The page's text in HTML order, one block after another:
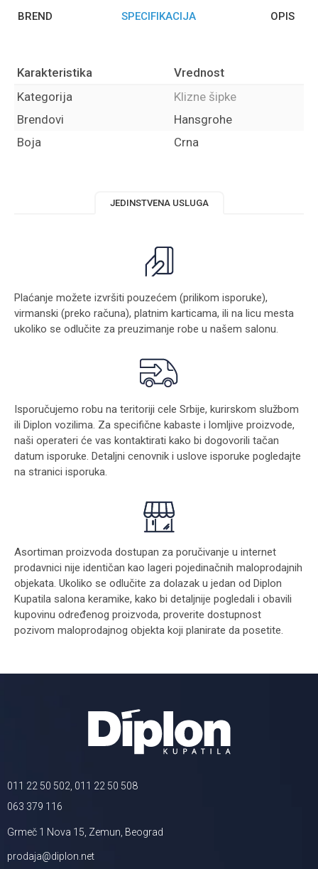
BREND SPECIFIKACIJA OPIS
Karakteristika
Vrednost
Kategorija
Klizne šipke
Brendovi
Hansgrohe
Boja
Crna
JEDINSTVENA USLUGA
Plaćanje možete izvršiti pouzećem (prilikom isporuke),
virmanski (preko računa), platnim karticama, ili na licu mesta
ukoliko se odlučite za preuzimanje robe u našem salonu.
Isporučujemo robu na teritoriji cele Srbije, kurirskom službom
ili Diplon vozilima. Za specifične kabaste i lomljive proizvode,
naši operateri će vas kontaktirati kako bi dogovorili tačan
datum isporuke. Detaljni cenovnik i uslove isporuke pogledajte
na stranici isporuka.
Asortiman proizvoda dostupan za poručivanje u internet
prodavnici nije identičan kao lageri pojedinačnih maloprodajnih
objekata. Ukoliko se odlučite za dolazak u jedan od Diplon
Kupatila salona keramike, kako bi detaljnije pogledali i obavili
kupovinu određenog proizvoda, proverite dostupnost
pozivom maloprodajnog objekta koji planirate da posetite.
011 22 50 502, 011 22 50 508
063 379 116
Grmeč 1 Nova 15, Zemun, Beograd
prodaja@diplon.net